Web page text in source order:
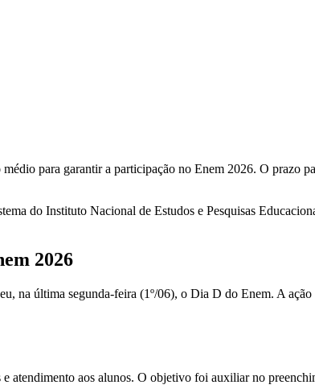
para garantir a participação no Enem 2026. O prazo
do Instituto Nacional de Estudos e Pesquisas
2026
na última segunda-feira (1º/06), o Dia D do Enem. A
atendimento aos alunos. O objetivo foi auxiliar no